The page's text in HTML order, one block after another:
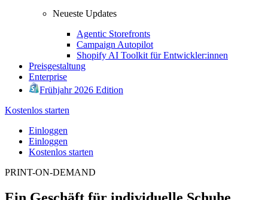
Neueste Updates
Agentic Storefronts
Campaign Autopilot
Shopify AI Toolkit für Entwickler:innen
Preisgestaltung
Enterprise
Frühjahr 2026 Edition
Kostenlos starten
Einloggen
Einloggen
Kostenlos starten
PRINT-ON-DEMAND